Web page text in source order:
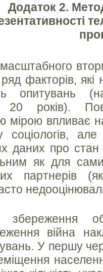
Додаток 2.
факторів,
опитувань
20 років).
мірою впливає
соціологів,
даних про стан
як для
партнерів
війна
У першу